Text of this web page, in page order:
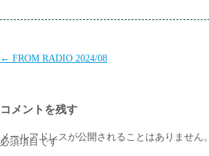
投
ビ
ゲ
← FROM RADIO 2024/08
コメントを残す
メールアドレスが公開されることはありません。
必須項目です